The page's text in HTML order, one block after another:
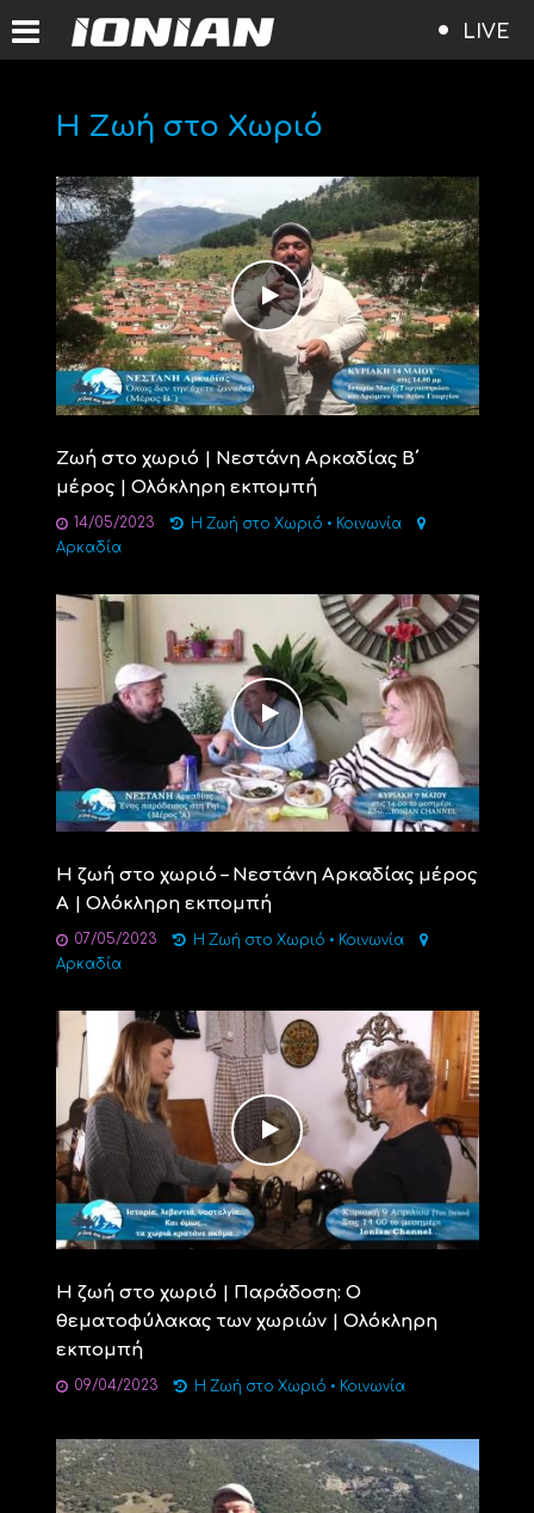
LIVE
Η Ζωή στο Χωριό
Ζωή στο χωριό | Νεστάνη Αρκαδίας Β΄
μέρος | Ολόκληρη εκπομπή
14/05/2023 Η Ζωή στο Χωριό • Κοινωνία
Αρκαδία
H ζωή στο χωριό – Νεστάνη Αρκαδίας μέρος
Α | Ολόκληρη εκπομπή
07/05/2023 Η Ζωή στο Χωριό • Κοινωνία
Aρκαδία
Η ζωή στο χωριό | Παράδοση: Ο
θεματοφύλακας των χωριών | Ολόκληρη
εκπομπή
09/04/2023 Η Ζωή στο Χωριό • Κοινωνία